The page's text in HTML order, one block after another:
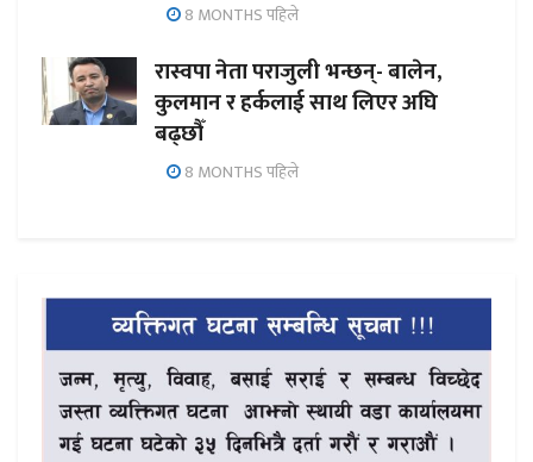
8 MONTHS पहिले
रास्वपा नेता पराजुली भन्छन्- बालेन,
कुलमान र हर्कलाई साथ लिएर अघि
बढ्छौँ
8 MONTHS पहिले